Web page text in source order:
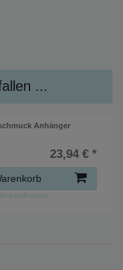
...
Anhänger
23,94 € *